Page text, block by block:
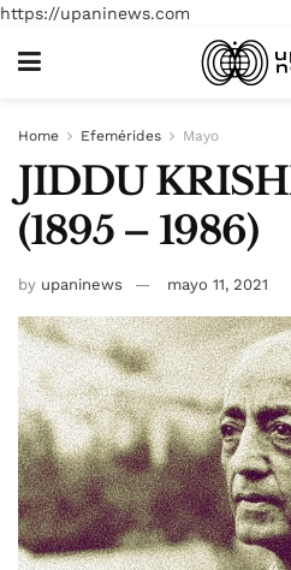
https://upaninews.com
Home Efemérides Mayo
JIDDU
(1895 – 1986)
by upaninews mayo 11, 2021